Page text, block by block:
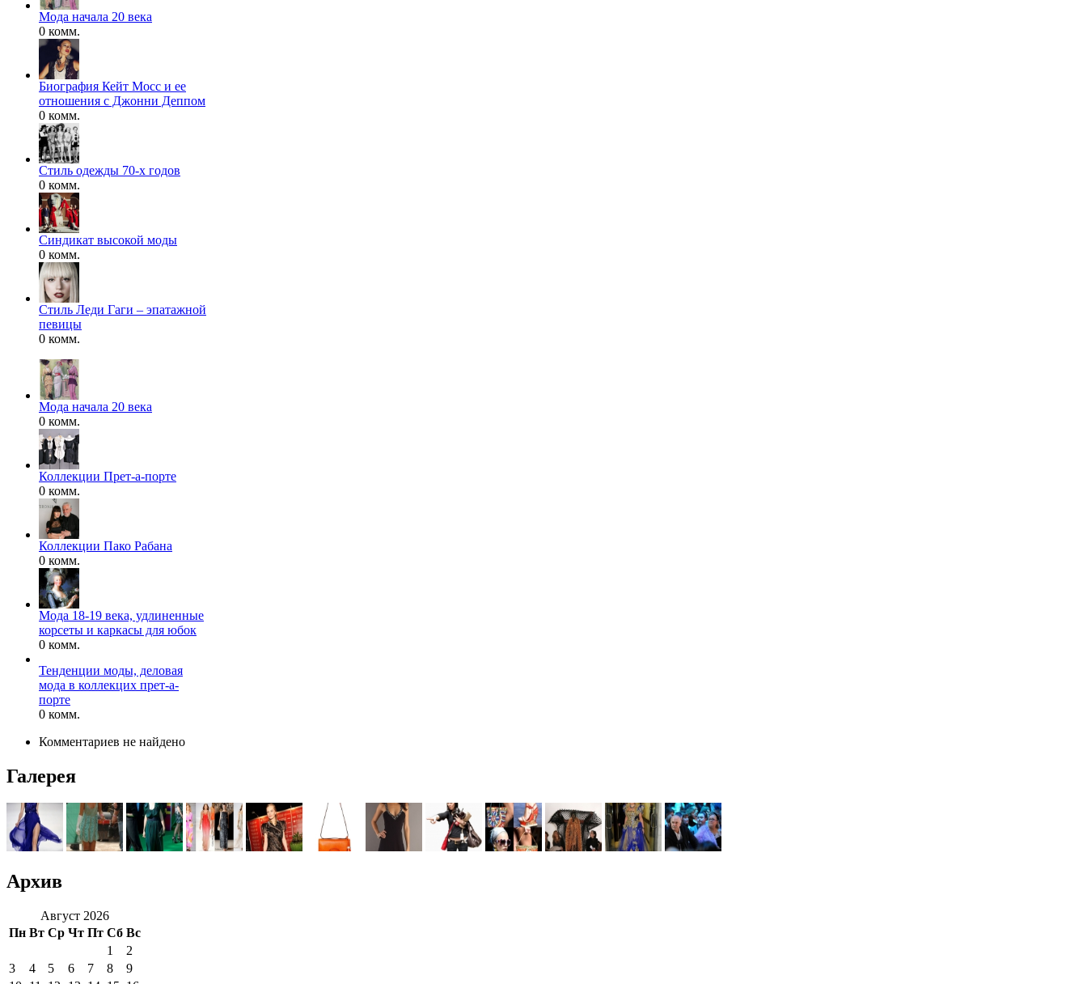
Мода начала 20 века
0 комм.
Биография Кейт Мосс и ее
отношения с Джонни Деппом
0 комм.
Стиль одежды 70-х годов
0 комм.
Синдикат высокой моды
0 комм.
Стиль Леди Гаги – эпатажной
певицы
0 комм.
Мода начала 20 века
0 комм.
Коллекции Прет-а-порте
0 комм.
Коллекции Пако Рабана
0 комм.
Мода 18-19 века, удлиненные
корсеты и каркасы для юбок
0 комм.
Тенденции моды, деловая
мода в коллекцих прет-а-
порте
0 комм.
Комментариев не найдено
Галерея
Архив
Август 2026
Пн Вт Ср Чт Пт Сб Вс
1
2
3
4 5 6 7 8
9